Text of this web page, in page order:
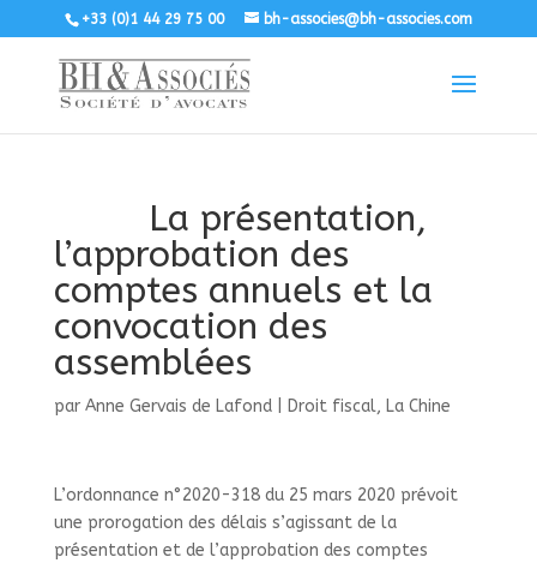
+33 (0)1 44 29 75 00 bh-associes@bh-associes.com
La présentation,
l’approbation des
comptes annuels et la
convocation des
assemblées
par Anne Gervais de Lafond| Droit fiscal, La Chine
L’ordonnance n°2020-318 du 25 mars 2020 prévoit
une prorogation des délais s’agissant de la
présentation et de l’approbation des comptes